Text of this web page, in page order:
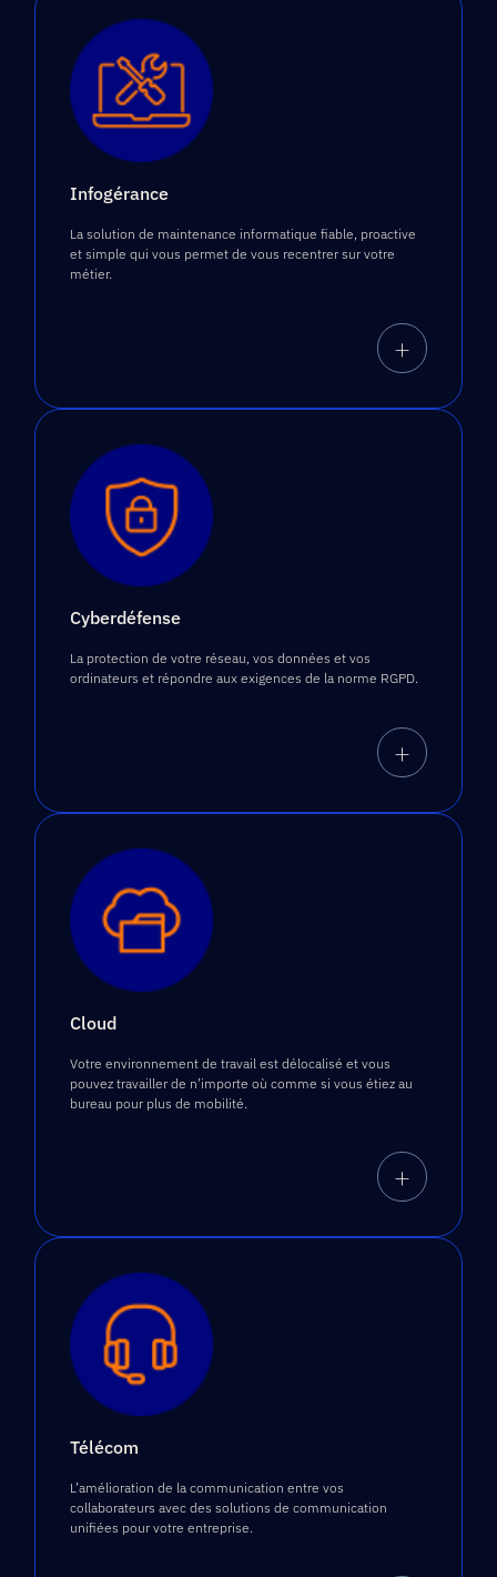
Infogérance
La solution de maintenance informatique fiable, proactive
et simple qui vous permet de vous recentrer sur votre
métier.
+
Cyberdéfense
La protection de votre réseau, vos données et vos
ordinateurs et répondre aux exigences de la norme RGPD.​
+
Cloud
Votre environnement de travail est délocalisé et vous
pouvez travailler de n’importe où comme si vous étiez au
bureau pour plus de mobilité.
+
Télécom
L’amélioration de la communication entre vos
collaborateurs avec des solutions de communication
unifiées pour votre entreprise.